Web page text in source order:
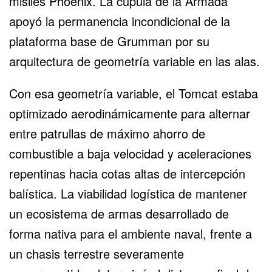
apoyó la permanencia incondicional de la
plataforma base de Grumman por su
arquitectura de geometría variable en las alas.
Con esa geometría variable, el Tomcat estaba
optimizado aerodinámicamente para alternar
entre patrullas de máximo ahorro de
combustible a baja velocidad y aceleraciones
repentinas hacia cotas altas de intercepción
balística. La viabilidad logística de mantener
un ecosistema de armas desarrollado de
forma nativa para el ambiente naval, frente a
un chasis terrestre severamente